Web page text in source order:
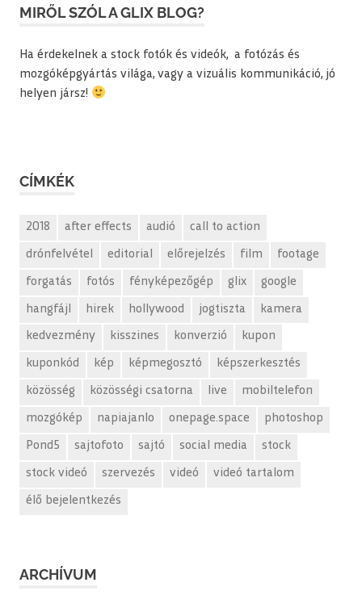
MIRŐL SZÓL A GLIX BLOG?
Ha érdekelnek a stock fotók és videók, a fotózás és
mozgóképgyártás világa, vagy a vizuális kommunikáció, jó
helyen jársz!
CÍMKÉK
2018 after effects audió call to action
drónfelvétel editorial előrejelzés film footage
forgatás fotós fényképezőgép glix google
hangfájl hirek hollywood jogtiszta kamera
kedvezmény kisszines konverzió kupon
kuponkód kép képmegosztó képszerkesztés
közösség közösségi csatorna live mobiltelefon
mozgókép napiajanlo onepage.space photoshop
Pond5 sajtofoto sajtó social media stock
stock videó szervezés videó videó tartalom
élő bejelentkezés
ARCHÍVUM